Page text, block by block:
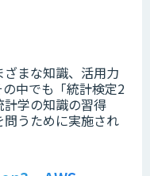
まな知識、活用力
中でも「統計検定2
学の知識の習得
うために実施され